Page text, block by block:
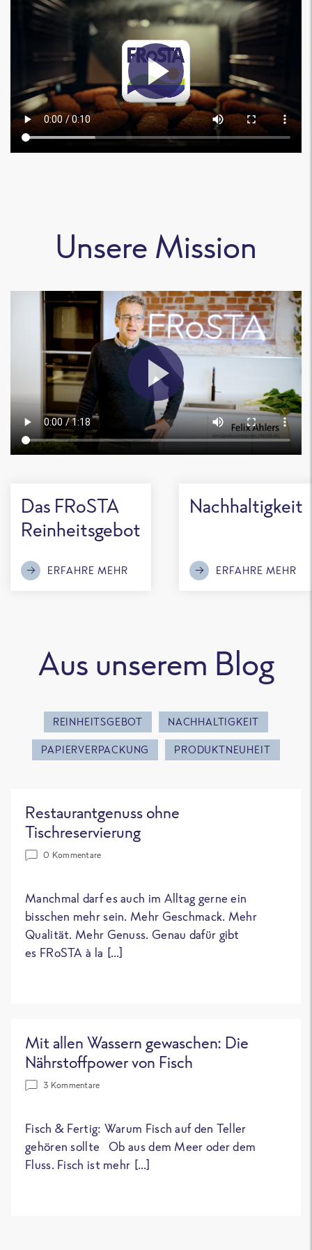
Unsere Mission
Das FRoSTA
Reinheitsgebot
ERFAHRE MEHR
Nachhaltigkeit
ERFAHRE MEHR
Aus unserem Blog
REINHEITSGEBOT NACHHALTIGKEIT
PAPIERVERPACKUNG PRODUKTNEUHEIT
Restaurantgenuss ohne
Tischreservierung
0 Kommentare
Manchmal darf es auch im Alltag gerne ein
bisschen mehr sein. Mehr Geschmack. Mehr
Qualität. Mehr Genuss. Genau dafür gibt
es FRoSTA à la […]
Mit allen Wassern gewaschen: Die
Nährstoffpower von Fisch
3 Kommentare
Fisch & Fertig: Warum Fisch auf den Teller
gehören sollte Ob aus dem Meer oder dem
Fluss. Fisch ist mehr […]